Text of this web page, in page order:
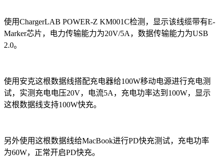
使用ChargerLAB POWER-Z KM001C检测，显示该线缆带有E-
Marker芯片，电力传输能力为20V/5A，数据传输能力为USB
2.0。
使用安克这根数据线搭配充电器给100W移动电源进行充电测
试，实测充电电压20V，电流5A，充电功率达到100W，显示
这根数据线支持100W快充。
另外使用这根数据线给MacBook进行PD快充测试，充电功率
为60W，正常开启PD快充。